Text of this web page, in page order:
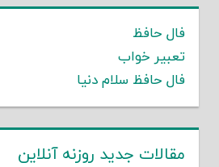
فال حافظ
تعبیر خواب
فال حافظ سلام دنیا
مقالات جدید روزنه آنلاین